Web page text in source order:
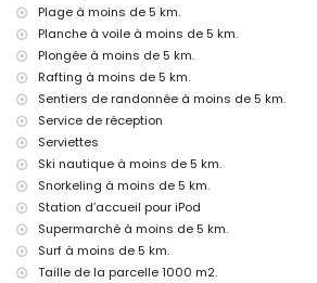
tennis, randonnée, VTT, cyclisme,
pêche, plongée, snorkeling, surf, planche
moins de 5 kilomètres de la villa)
golf (Xàbia Golf) et équitation (à moins
villa)
Plage à moins de 5 km.
Planche à voile à moins de 5 km.
Plongée à moins de 5 km.
Rafting à moins de 5 km.
Sentiers de randonnée à moins de 5 km.
Service de réception
Serviettes
Ski nautique à moins de 5 km.
Snorkeling à moins de 5 km.
Station d’accueil pour iPod
Supermarché à moins de 5 km.
Surf à moins de 5 km.
Taille de la parcelle 1000 m2.